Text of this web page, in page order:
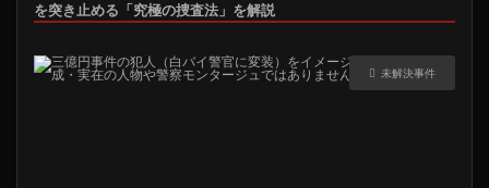
を突き止める「究極の捜査法」を解説
未解決事件